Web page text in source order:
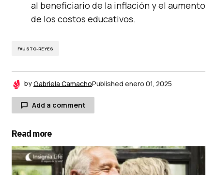
al beneficiario de la inflación y el aumento
de los costos educativos.
FAUSTO-REYES
byGabriela CamachoPublished enero 01, 2025
Add a comment
Tu dirección de correo electrónico no será
publicada.Los campos obligatorios están
marcados con*
Read more